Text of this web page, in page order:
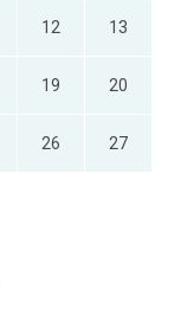
12 13
19 20
26 27